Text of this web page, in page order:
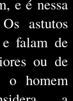
e é nessa
astutos
falam de
ou de
o homem